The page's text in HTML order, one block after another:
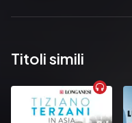
Titoli simili